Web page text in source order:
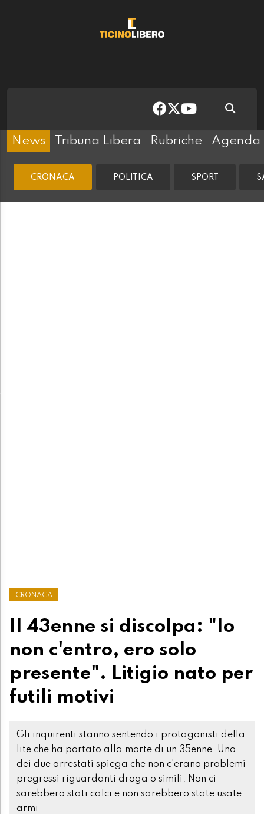
News Tribuna Libera Rubriche Agenda
CRONACA POLITICA SPORT
CRONACA
Il 43enne si discolpa: "Io
non c'entro, ero solo
presente". Litigio nato per
futili motivi
Gli inquirenti stanno sentendo i protagonisti della
lite che ha portato alla morte di un 35enne. Uno
dei due arrestati spiega che non c'erano problemi
pregressi riguardanti droga o simili. Non ci
sarebbero stati calci e non sarebbero state usate
armi